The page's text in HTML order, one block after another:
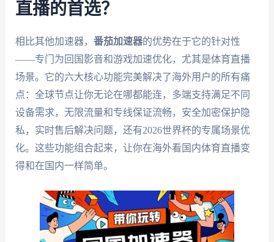
直播的首选？
相比其他加速器， 番茄加速器的优势在于它的针对性
——专门为回国影音和游戏加速优化，尤其是体育直播
场景。它的六大核心功能完美解决了海外用户的所有痛
点：全球节点让你无论在哪都能连，多端支持满足不同
设备需求，无限流量和专线保证流畅，安全加密保护隐
私，实时售后解决问题，还有2026世界杯的专属场景优
化。这些功能组合起来，让你在海外看国内体育直播变
得和在国内一样简单。